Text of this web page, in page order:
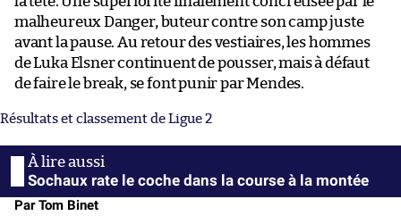
malheureux Danger, buteur contre son camp juste
avant la pause. Au retour des vestiaires, les hommes
de Luka Elsner continuent de pousser, mais à défaut
de faire le break, se font punir par Mendes.
Résultats et classement de Ligue 2
Sochaux rate le coche dans la course à la montée
Par Tom Binet